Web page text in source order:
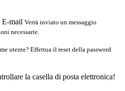
E-mail Verrà inviato un messaggio
necessarie.
utente? Effettua il reset della password
la casella di posta elettronica!